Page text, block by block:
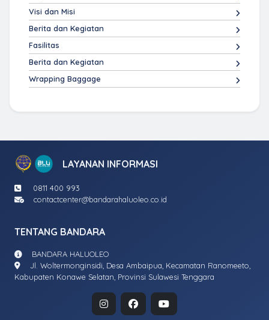
Visi dan Misi
Berita dan Kegiatan
Fasilitas
Berita dan Kegiatan
Wrapping Baggage
LAYANAN INFORMASI
0811 400 993
contactcenter@bandarahaluoleo.co.id
TENTANG BANDARA
BANDARA HALUOLEO
Jl. Woltermonginsidi, Desa Ambaipua, Kecamatan Ranomeeto,
Kabupaten Konawe Selatan, Provinsi Sulawesi Tenggara